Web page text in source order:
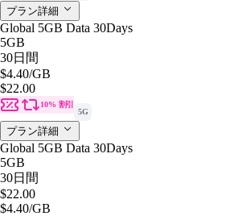
プラン詳細
Global 5GB Data 30Days
5GB
30日間
$4.40/GB
$22.00
10% 割引
5G
プラン詳細
Global 5GB Data 30Days
5GB
30日間
$22.00
$4.40/GB